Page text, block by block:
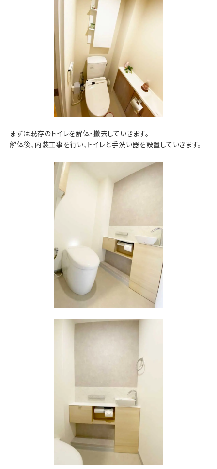
まずは既存のトイレを解体・撤去していきます。
解体後、内装工事を行い、トイレと手洗い器を設置していきます。